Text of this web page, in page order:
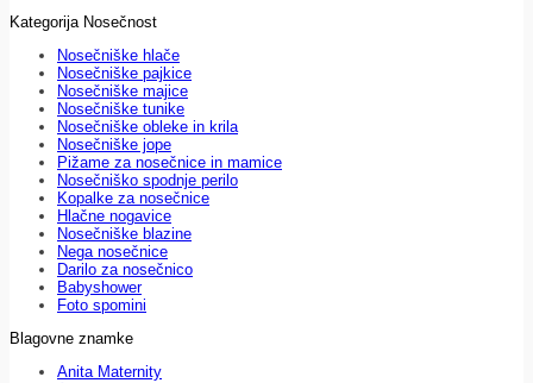
Kategorija Nosečnost
Nosečniške hlače
Nosečniške pajkice
Nosečniške majice
Nosečniške tunike
Nosečniške obleke in krila
Nosečniške jope
Pižame za nosečnice in mamice
Nosečniško spodnje perilo
Kopalke za nosečnice
Hlačne nogavice
Nosečniške blazine
Nega nosečnice
Darilo za nosečnico
Babyshower
Foto spomini
Blagovne znamke
Anita Maternity